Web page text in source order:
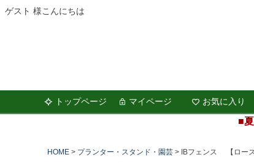
ゲスト 様こんにちは
トップページ
マイページ お気に入り
■
商
HOME プランター・スタンド・園芸
IBフェンス 【ロー